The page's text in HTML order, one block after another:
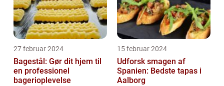
27 februar 2024
Bagestål: Gør dit hjem til
en professionel
bagerioplevelse
15 februar 2024
Udforsk smagen af
Spanien: Bedste tapas i
Aalborg